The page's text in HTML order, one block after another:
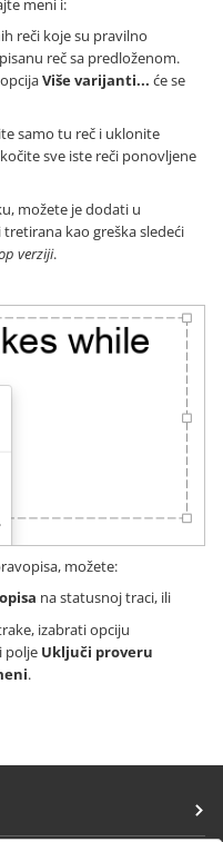
meni i:
reči koje su pravilno
reč sa predloženom.
Više varijanti... će se
samo tu reč i uklonite
sve iste reči ponovljene
možete je dodati u
kao greška sledeći
verziji.
možete:
na statusnoj traci, ili
izabrati opciju
polje Uključi proveru
.